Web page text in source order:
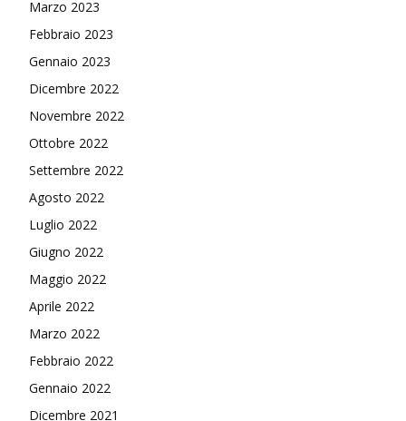
Marzo 2023
Febbraio 2023
Gennaio 2023
Dicembre 2022
Novembre 2022
Ottobre 2022
Settembre 2022
Agosto 2022
Luglio 2022
Giugno 2022
Maggio 2022
Aprile 2022
Marzo 2022
Febbraio 2022
Gennaio 2022
Dicembre 2021